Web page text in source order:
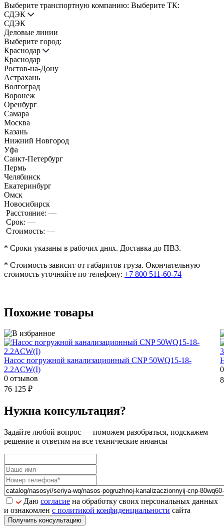
Выберите транспортную компанию: Выберите ТК:
СДЭК
СДЭК
Деловые линии
Выберите город:
Краснодар
Краснодар
Ростов-на-Дону
Астрахань
Волгоград
Воронеж
Оренбург
Самара
Москва
Казань
Нижний Новгород
Уфа
Санкт-Петербург
Пермь
Челябинск
Екатеринбург
Омск
Новосибирск
Расстояние: —
Срок: —
Стоимость: —
* Сроки указаны в рабочих днях. Доставка до ПВЗ.
* Стоимость зависит от габаритов груза. Окончательную
стоимость уточняйте по телефону: +7 800 511-60-74
Похожие товары
Насос погружной канализационный CNP 50WQ15-18-
2.2ACW(I)
0 отзывов
76 125 ₽
Нужна консультация?
Задайте любой вопрос — поможем разобраться, подскажем
решение и ответим на все технические нюансы
Даю согласие на обработку своих персональных данных
и ознакомлен с политикой конфиденциальности сайта
Получить консультацию